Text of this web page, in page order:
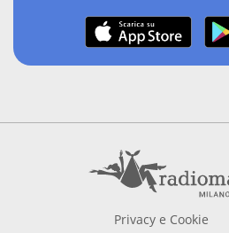
Privacy e Cookie